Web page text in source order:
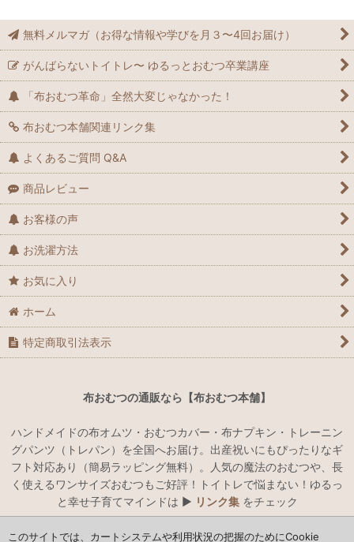
無料メルマガ（お得な情報や学びを月３〜4回お届け）
がんばらないトイトレ〜 ゆるっとおむつ卒業講座
「布おむつ革命」全然大変じゃなかった！
布おむつ本舗関連リンク集
よくあるご質問 Q&A
商品レビュー
お客様の声
お洗濯方法
お気に入り
ホーム
特定商取引法表示
布おむつの通販なら【布おむつ本舗】
ハンドメイドの布オムツ・おむつカバー・布ナプキン・トレーニン
グパンツ（トレパン）を全国へお届け。出産祝いにもぴったりなギ
フト対応あり（簡易ラッピング無料）。人気の魔法のおむつや、長
く使えるワンサイズおむつもご好評！トイトレで悩まない！ゆるっ
と幸せ子育てマインドは ▶︎ リンク集をチェック
このサイトでは、カートシステムや利用状況の把握のためにCookie